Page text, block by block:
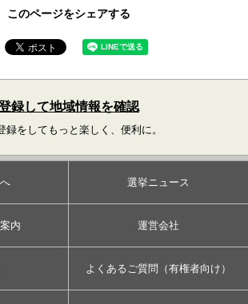
このページをシェアする
録して地域情報を確認
録をしてもっと楽しく、便利に。
選挙ニュース
内 運営会社
よくあるご質問（有権者向け）